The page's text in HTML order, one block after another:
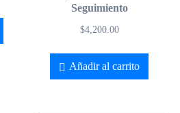
Seguimiento
$4,200.00
Añadir al carrito